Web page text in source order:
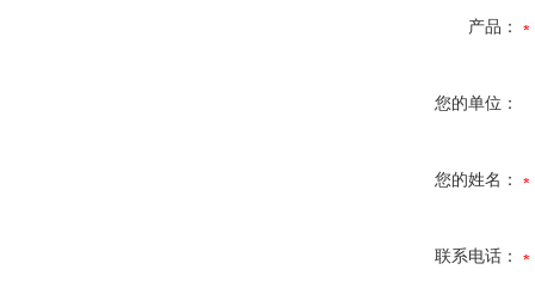
产品：
您的单位：
您的姓名：
联系电话：